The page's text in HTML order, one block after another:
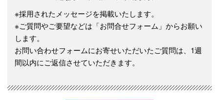
※採用されたメッセージを掲載いたします。
※ご質問やご要望などは「お問合せフォーム」からお願い
します。
お問い合わせフォームにお寄せいただいたご質問は、1週
間以内にご返信させていただきます。